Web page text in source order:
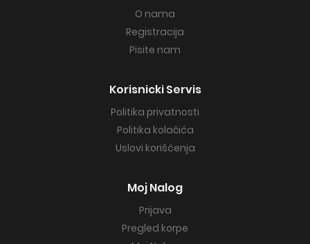
O nama
Registracija
Pisite nam
Korisnicki Servis
Politika privatnosti
Politika kolačića
Uslovi korišćenja
Moj Nalog
Prijava
Pregled korpe